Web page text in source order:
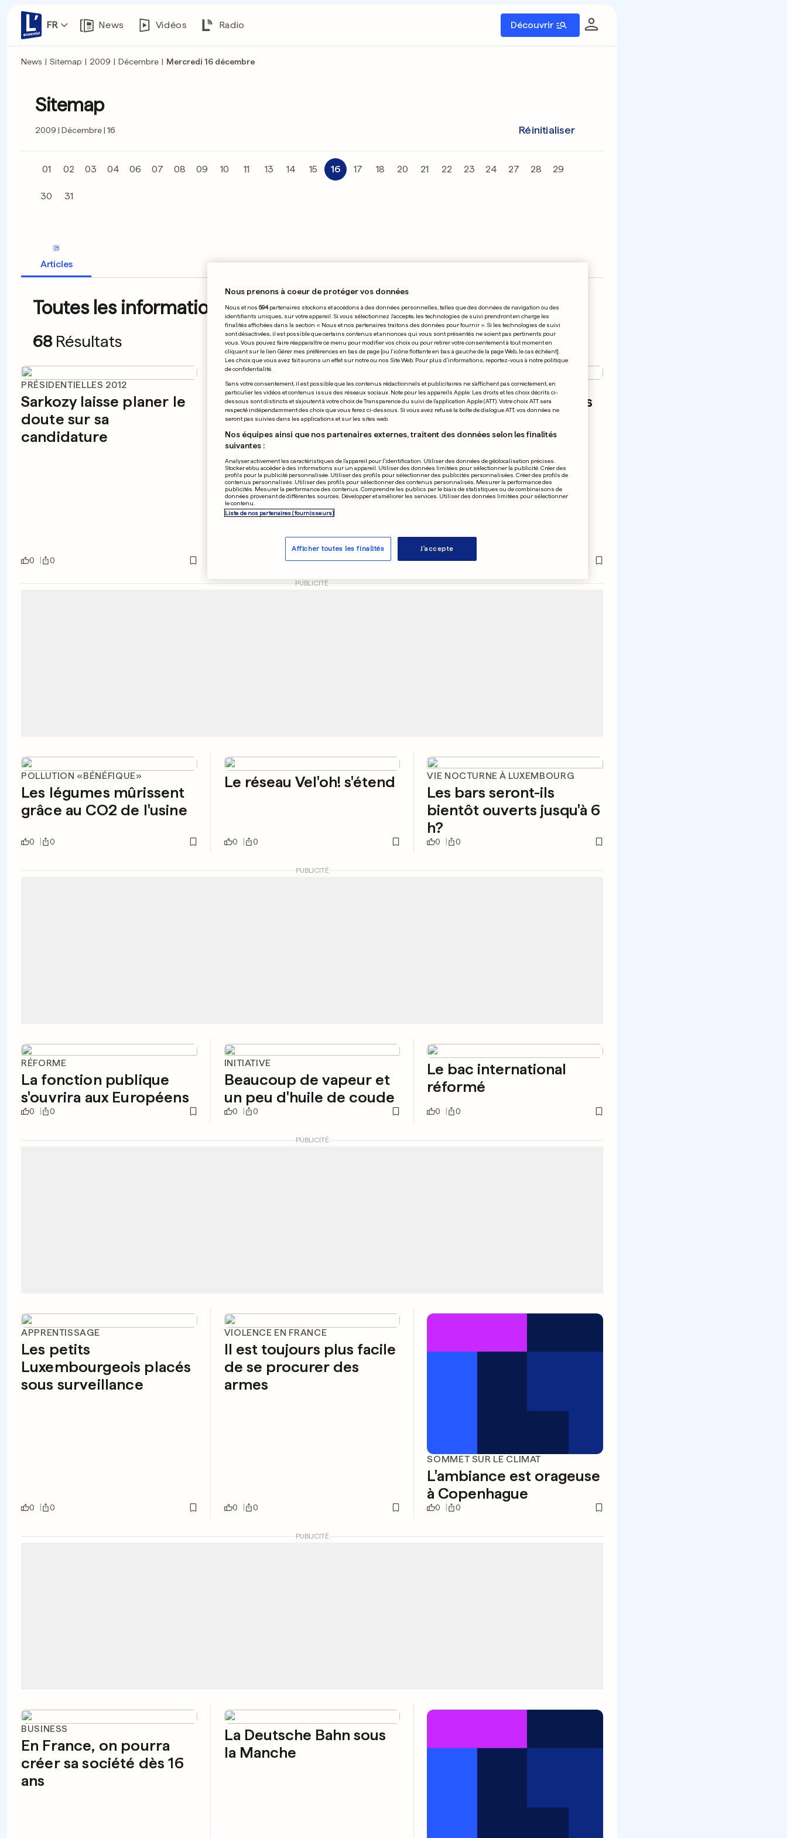
FR News Vidéos Radio Découvrir
News | Sitemap | 2009 | Décembre | Mercredi 16 décembre
Sitemap
2009 Décembre 16 Réinitialiser
01 02 03 04 06 07 08 09 10 11 13 14 15 16 17 18 20 21 22 23 24 27 28 29
30 31
Articles
Toutes les informations du 16.12.2009
68 Résultats
PRÉSIDENTIELLES 2012
Sarkozy laisse planer le
doute sur sa
candidature
0 0
AGRESSION DE BERLUSCONI
sermonne les politiques
LIGUE 1
Bordeaux ne fléchit pas
et défend sa couronne
0 0
PUBLICITÉ
POLLUTION «BÉNÉFIQUE»
Les légumes mûrissent
grâce au CO2 de l'usine
0 0
Le réseau Vel'oh! s'étend
0 0
VIE NOCTURNE À LUXEMBOURG
Les bars seront-ils
bientôt ouverts jusqu'à 6
h?
0 0
PUBLICITÉ
RÉFORME
La fonction publique
s'ouvrira aux Européens
0 0
INITIATIVE
Beaucoup de vapeur et
un peu d'huile de coude
0 0
Le bac international
réformé
0 0
PUBLICITÉ
APPRENTISSAGE
Les petits
Luxembourgeois placés
sous surveillance
0 0
VIOLENCE EN FRANCE
Il est toujours plus facile
de se procurer des
armes
0 0
SOMMET SUR LE CLIMAT
L'ambiance est orageuse
à Copenhague
0 0
PUBLICITÉ
BUSINESS
En France, on pourra
créer sa société dès 16
ans
La Deutsche Bahn sous
la Manche
Nous prenons à coeur de protéger vos données
Nous et nos 594partenaires stockons et accédons à des données personnelles, telles que des données de navigation ou des
identifiants uniques, sur votre appareil. Si vous sélectionnez J'accepte, les technologies de suivi prendront en charge les
finalités affichées dans la section « Nous et nos partenaires traitons des données pour fournir ». Si les technologies de suivi
sont désactivées, il est possible que certains contenus et annonces qui vous sont présentés ne soient pas pertinents pour
vous. Vous pouvez faire réapparaître ce menu pour modifier vos choix ou pour retirer votre consentement à tout moment en
cliquant sur le lien Gérer mes préférences en bas de page [ou l'icône flottante en bas à gauche de la page Web, le cas échéant].
Les choix que vous avez fait aurons un effet sur notre ou nos Site Web. Pour plus d’informations, reportez-vous à notre politique
de confidentialité.
Sans votre consentement, il est possible que les contenus rédactionnels et publicitaires ne s'affichent pas correctement, en
particulier les vidéos et contenus issus des réseaux sociaux. Note pour les appareils Apple: Les droits et les choix décrits ci-
dessous sont distincts et s'ajoutent à votre choix de Transparence du suivi de l'application Apple (ATT). Votre choix ATT sera
respecté indépendamment des choix que vous ferez ci-dessous. Si vous avez refusé la boîte de dialogue ATT, vos données ne
seront pas suivies dans les applications et sur les sites web.
Nos équipes ainsi que nos partenaires externes, traitent des données selon les finalités
suivantes :
Analyser activement les caractéristiques de l’appareil pour l’identification. Utiliser des données de géolocalisation précises.
Stocker et/ou accéder à des informations sur un appareil. Utiliser des données limitées pour sélectionner la publicité. Créer des
profils pour la publicité personnalisée. Utiliser des profils pour sélectionner des publicités personnalisées. Créer des profils de
contenus personnalisés. Utiliser des profils pour sélectionner des contenus personnalisés. Mesurer la performance des
publicités. Mesurer la performance des contenus. Comprendre les publics par le biais de statistiques ou de combinaisons de
données provenant de différentes sources. Développer et améliorer les services. Utiliser des données limitées pour sélectionner
le contenu.
Liste de nos partenaires (fournisseurs)
Afficher toutes les finalités J'accepte